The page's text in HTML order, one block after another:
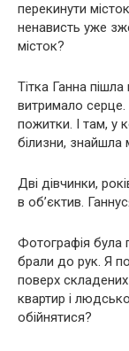
перекинути
ненависть уже
місток?
Тітка Ганна
витримало серце.
пожитки. І там, у
білизни,
Дві дівчинки,
в об’єктив.
Фотографія була
брали до рук. Я
поверх
квартир і
обійнятися?